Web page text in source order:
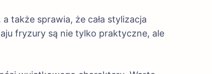
także sprawia, że cała stylizacja
fryzury są nie tylko praktyczne, ale